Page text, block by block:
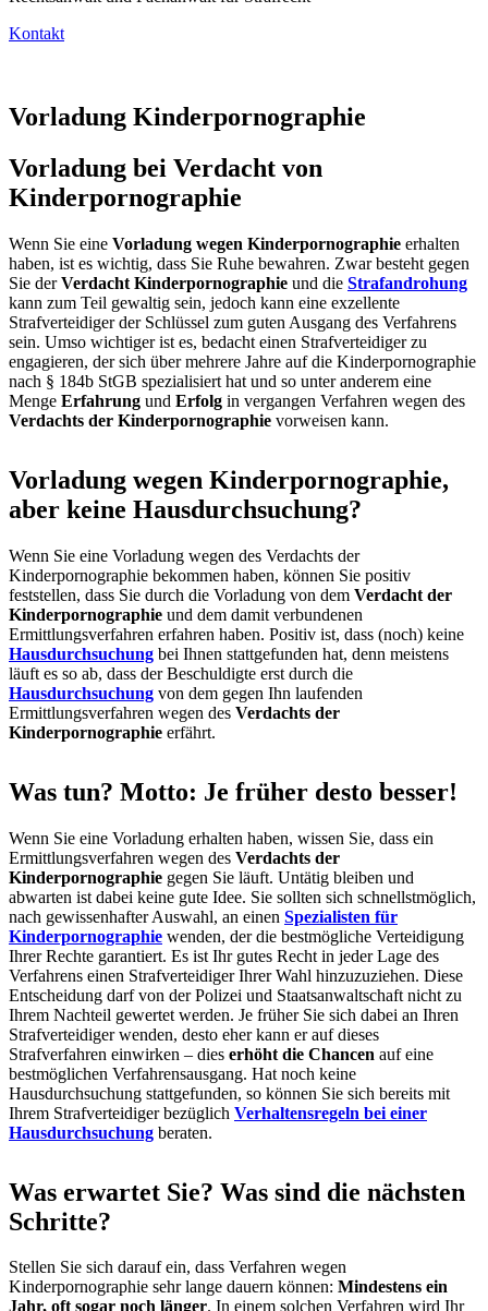
Kontakt
Vorladung Kinderpornographie
Vorladung bei Verdacht von
Kinderpornographie
Wenn Sie eine Vorladung wegen Kinderpornographie erhalten
haben, ist es wichtig, dass Sie Ruhe bewahren. Zwar besteht gegen
Sie derVerdacht Kinderpornographie und die Strafandrohung
kann zum Teil gewaltig sein, jedoch kann eine exzellente
Strafverteidiger der Schlüssel zum guten Ausgang des Verfahrens
sein. Umso wichtiger ist es, bedacht einen Strafverteidiger zu
engagieren, der sich über mehrere Jahre auf die Kinderpornographie
nach § 184b StGB spezialisiert hat und so unter anderem eine
Menge Erfahrung und Erfolg in vergangen Verfahren wegen des
Verdachts der Kinderpornographie vorweisen kann.
Vorladung wegen Kinderpornographie,
aber keine Hausdurchsuchung?
Wenn Sie eine Vorladung wegen des Verdachts der
Kinderpornographie bekommen haben, können Sie positiv
feststellen, dass Sie durch die Vorladung von dem Verdacht der
Kinderpornographie und dem damit verbundenen
Ermittlungsverfahren erfahren haben. Positiv ist, dass (noch) keine
Hausdurchsuchung bei Ihnen stattgefunden hat, denn meistens
läuft es so ab, dass der Beschuldigte erst durch die
Hausdurchsuchung von dem gegen Ihn laufenden
Ermittlungsverfahren wegen des Verdachts der
Kinderpornographie erfährt.
Was tun? Motto: Je früher desto besser!
Wenn Sie eine Vorladung erhalten haben, wissen Sie, dass ein
Ermittlungsverfahren wegen des Verdachts der
Kinderpornographie gegen Sie läuft. Untätig bleiben und
abwarten ist dabei keine gute Idee. Sie sollten sich schnellstmöglich,
nach gewissenhafter Auswahl, an einen Spezialisten für
Kinderpornographie wenden, der die bestmögliche Verteidigung
Ihrer Rechte garantiert. Es ist Ihr gutes Recht in jeder Lage des
Verfahrens einen Strafverteidiger Ihrer Wahl hinzuzuziehen. Diese
Entscheidung darf von der Polizei und Staatsanwaltschaft nicht zu
Ihrem Nachteil gewertet werden. Je früher Sie sich dabei an Ihren
Strafverteidiger wenden, desto eher kann er auf dieses
Strafverfahren einwirken – dies erhöht die Chancen auf eine
bestmöglichen Verfahrensausgang. Hat noch keine
Hausdurchsuchung stattgefunden, so können Sie sich bereits mit
Ihrem Strafverteidiger bezüglich Verhaltensregeln bei einer
Hausdurchsuchung beraten.
Was erwartet Sie? Was sind die nächsten
Schritte?
Stellen Sie sich darauf ein, dass Verfahren wegen
Kinderpornographie sehr lange dauern können: Mindestens ein
Jahr, oft sogar noch länger. In einem solchen Verfahren wird Ihr